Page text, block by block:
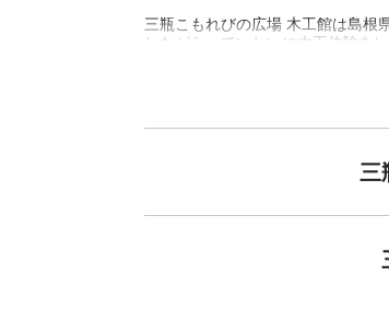
三瓶こもれびの広場 木工館は島根
しながら、ていねいに木工体験を
ます。三瓶山の緑豊かな自然に囲
ターの方もいらっしゃいます。家
三